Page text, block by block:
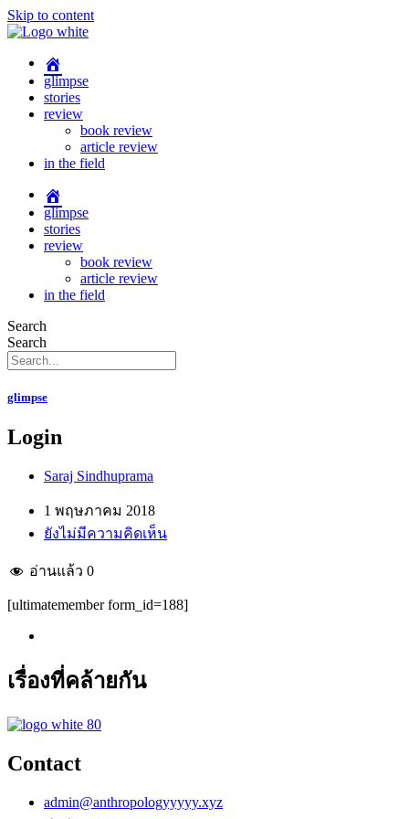
Skip to content
glimpse
stories
review
book review
article review
in the field
glimpse
stories
review
book review
article review
in the field
Search
Search
glimpse
Login
Saraj Sindhuprama
1 พฤษภาคม 2018
ยังไม่มีความคิดเห็น
อ่านแล้ว 0
[ultimatemember form_id=188]
เรื่องที่คล้ายกัน
Contact
admin@anthropologyyyyy.xyz